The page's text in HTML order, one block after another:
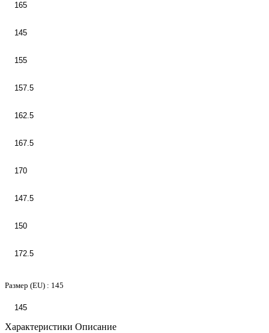
165
145
155
157.5
162.5
167.5
170
147.5
150
172.5
Размер (EU) : 145
145
Характеристики Описание